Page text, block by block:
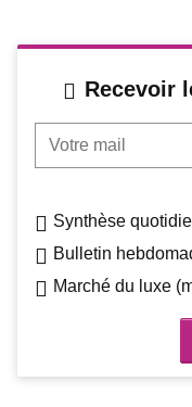
Recevoir
Votre mail
Synthèse
Bulletin
Marché du luxe